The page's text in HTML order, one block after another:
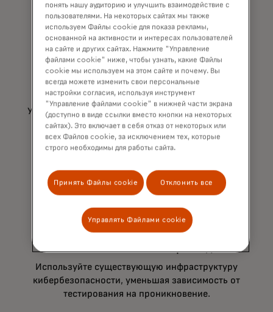
Более низкий риск
Устраняйте потенциальные уязвимости и ошибки
в настройках кибербезопасности до того, как
они приведут к утечке данных.
Снижение капитальных расходов
Используйте существующую инфраструктуру
кибербезопасности, уменьшая зависимость от
тестирования на проникновение.
понять нашу аудиторию и улучшить взаимодействие с
пользователями. На некоторых сайтах мы также
используем Файлы cookie для показа рекламы,
основанной на активности и интересах пользователей
на сайте и других сайтах. Нажмите "Управление
файлами cookie" ниже, чтобы узнать, какие Файлы
cookie мы используем на этом сайте и почему. Вы
всегда можете изменить свои персональные
настройки согласия, используя инструмент
"Управление файлами cookie" в нижней части экрана
(доступно в виде ссылки вместо кнопки на некоторых
сайтах). Это включает в себя отказ от некоторых или
всех Файлов cookie, за исключением тех, которые
строго необходимы для работы сайта.
Принять Файлы cookie Отклонить все
Управлять Файлами cookie